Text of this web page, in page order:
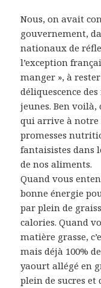
Nous, on avait
gouvernement,
nationaux de
l’exception
manger », à
déliquescence
jeunes. Ben voilà,
qui arrive à notre
promesses
fantaisistes dans
de nos aliments.
Quand vous
bonne énergie
par plein de
calories. Quand
matière grasse,
mais déjà 100%
yaourt allégé en
plein de sucres et